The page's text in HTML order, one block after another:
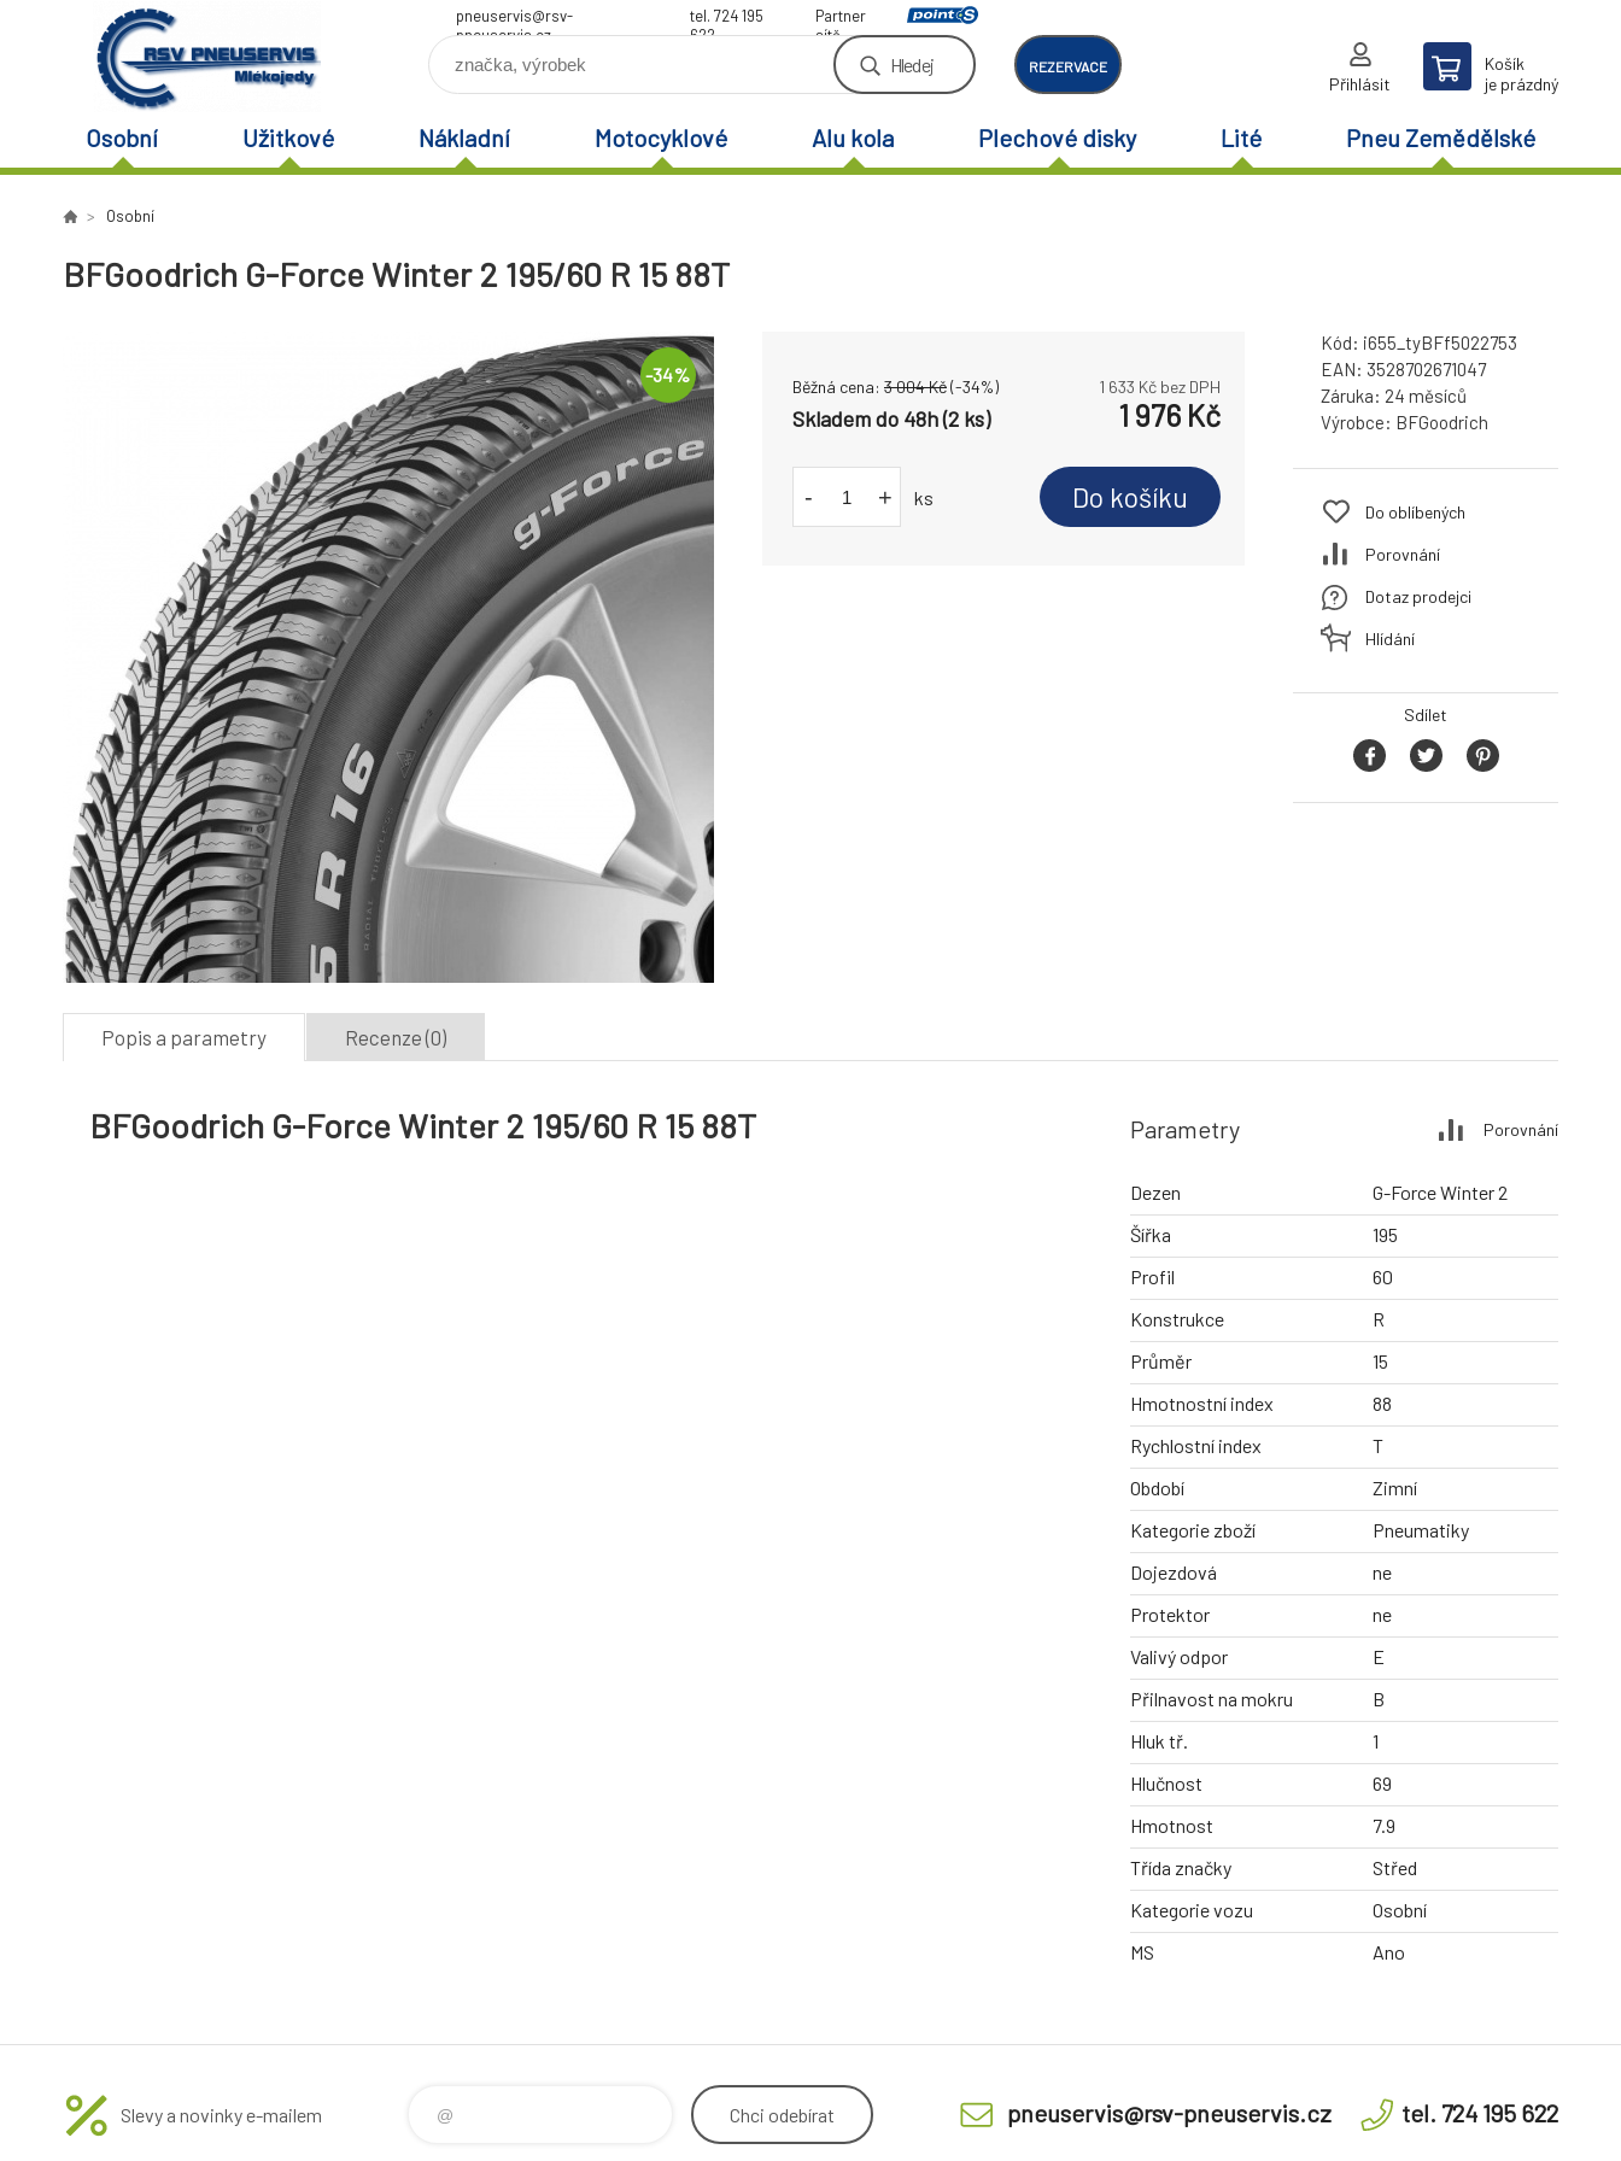
pneuservis@rsv-
pneuservis.cz
tel. 724 195
622
Partner
sítě
Hledej REZERVACE
Přihlásit
Košík
je prázdný
Osobní Užitkové Nákladní Motocyklové Alu kola Plechové disky Lité Pneu Zemědělské
Osobní
BFGoodrich G-Force Winter 2 195/60 R 15 88T
-34%
Běžná cena: 3 004Kč(-34%) 1 633 Kč bez DPH
Skladem do 48h (2 ks) 1 976 Kč
- + ks Do košíku
Kód: i655_tyBFf5022753
EAN: 3528702671047
Záruka: 24 měsíců
Výrobce: BFGoodrich
Do oblíbených
Porovnání
Dotaz prodejci
Hlídání
Sdílet
Popis a parametry Recenze (0)
BFGoodrich G-Force Winter 2 195/60 R 15 88T Parametry Porovnání
Dezen
G-Force Winter 2
Šířka
195
Profil
60
Konstrukce
R
Průměr
15
Hmotnostní index
88
Rychlostní index
T
Období
Zimní
Kategorie zboží
Pneumatiky
Dojezdová
ne
Protektor
ne
Valivý odpor
E
Přilnavost na mokru
B
Hluk tř.
1
Hlučnost
69
Hmotnost
7.9
Třída značky
Střed
Kategorie vozu
Osobní
MS
Ano
Slevy a novinky e-mailem Chci odebírat pneuservis@rsv-pneuservis.cz tel. 724 195 622